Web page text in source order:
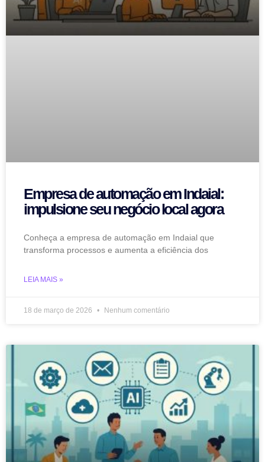
Empresa de automação em Indaial:
impulsione seu negócio local agora
Conheça a empresa de automação em Indaial que
transforma processos e aumenta a eficiência dos
LEIA MAIS »
18 de março de 2026 Nenhum comentário